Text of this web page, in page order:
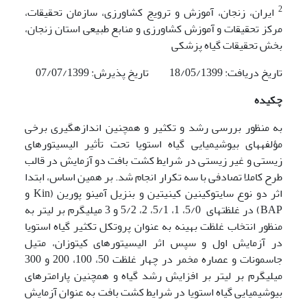
2 ایران، زنجان، آموزش و ترویج کشاورزی، سازمان تحقیقات،
مرکز تحقیقات و آموزش کشاورزی و منابع طبیعی استان زنجان،
بخش تحقیقات گیاه پزشکی
تاریخ دریافت: 18/05/1399 تاریخ پذیرش: 07/07/1399
چکیده
به منظور بررسی رشد و تکثیر و همچنین اندازه­گیری برخی
مؤلفه­های بیوشیمیایی گیاه استویا تحت تأثیر الیسیتورهای
زیستی و غیر زیستی در شرایط کشت بافت دو آزمایش در قالب
طرح کاملا تصادفی با سه تکرار انجام شد. بر همین اساس، ابتدا
اثر دو نوع سایتوکینین کینیتین و بنزیل آمینو پورین (Kin و
BAP) در غلظت­های 5/0، 1، 5/1، 2، 5/2 و 3 میلی­گرم بر لیتر به
منظور انتخاب غلظت بهینه به عنوان پروتکل تکثیر گیاه استویا
در آزمایش اول و سپس اثر الیسیتورهای کیتوزان، متیل
جاسمونات و عصاره مخمر در چهار غلظت 50، 100، 200 و 300
میلی­گرم بر لیتر بر افزایش رشد گیاه و همچنین پارامترهای
بیوشیمیایی گیاه استویا در شرایط کشت بافت به عنوان آزمایش